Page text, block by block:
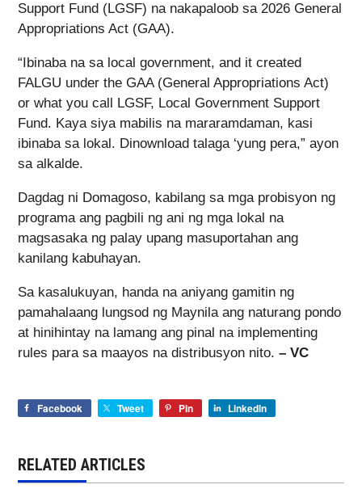
Support Fund (LGSF) na nakapaloob sa 2026 General
Appropriations Act (GAA).
“Ibinaba na sa local government, and it created
FALGU under the GAA (General Appropriations Act)
or what you call LGSF, Local Government Support
Fund. Kaya siya mabilis na mararamdaman, kasi
ibinaba sa lokal. Dinownload talaga ‘yung pera,” ayon
sa alkalde.
Dagdag ni Domagoso, kabilang sa mga probisyon ng
programa ang pagbili ng ani ng mga lokal na
magsasaka ng palay upang masuportahan ang
kanilang kabuhayan.
Sa kasalukuyan, handa na aniyang gamitin ng
pamahalaang lungsod ng Maynila ang naturang pondo
at hinihintay na lamang ang pinal na implementing
rules para sa maayos na distribusyon nito. – VC
Facebook Tweet Pin LinkedIn
RELATED ARTICLES